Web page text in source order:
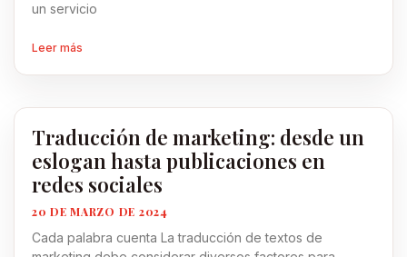
un servicio
Leer más
Traducción de marketing: desde un
eslogan hasta publicaciones en
redes sociales
20 DE MARZO DE 2024
Cada palabra cuenta La traducción de textos de